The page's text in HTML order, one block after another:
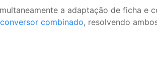
a adaptação de ficha e
combinado, resolvendo